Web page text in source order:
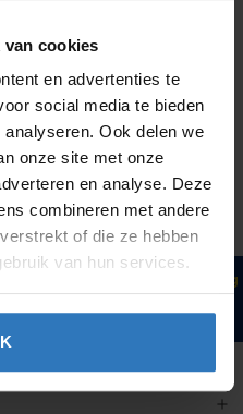
van cookies
en advertenties te
social media te bieden
Ook delen we
onze site met onze
en analyse. Deze
combineren met andere
of die ze hebben
van hun services.
bij
Gratis verzending